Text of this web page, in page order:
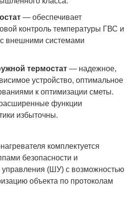
— обеспечивает
контроль температуры ГВС и
внешними системами
термостат— надежное,
устройство, оптимальное
к оптимизации сметы.
функции
избыточны.
комплектуется
безопасности и
(ШУ) с возможностью
объекта по протоколам